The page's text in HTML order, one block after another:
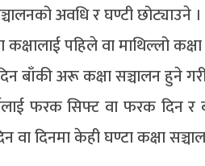
अवधि र घण्टी छोट्याउने ।
पहिले वा माथिल्लो
बाँकी अरू कक्षा सञ्चालन हुने गरी
फरक सिफ्ट वा फरक दिन र
वा दिनमा केही घण्टा कक्षा